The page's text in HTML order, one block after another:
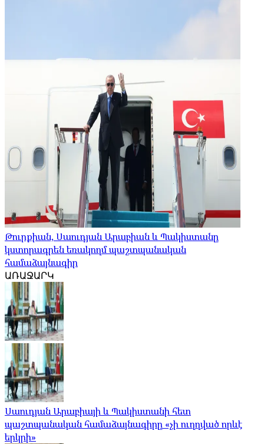
Թուրքիան, Սաուդյան Արաբիան և Պակիստանը
կստորագրեն եռակողմ պաշտպանական
համաձայնագիր
ԱՌԱՋԱՐԿ
Սաուդյան Արաբիայի և Պակիստանի հետ
պաշտպանական համաձայնագիրը «չի ուղղված որևէ
երկրի»